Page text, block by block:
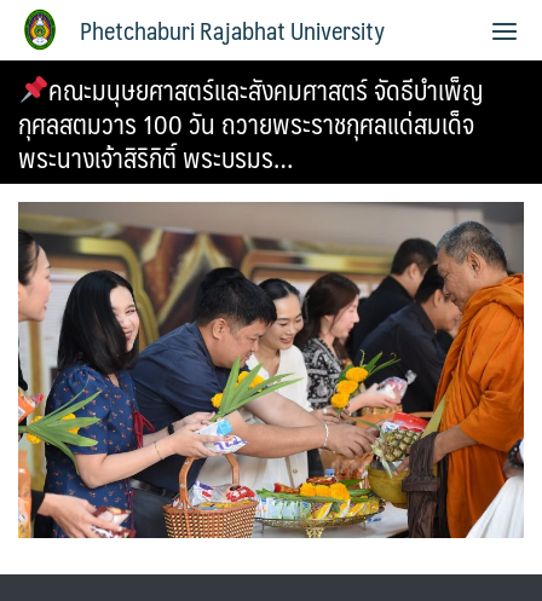
Phetchaburi Rajabhat University
คณะมนุษยศาสตร์และสังคมศาสตร์ จัดธีบำเพ็ญ
กุศลสตมวาร 100 วัน ถวายพระราชกุศลแด่สมเด็จ
พระนางเจ้าสิริกิติ์ พระบรมร…